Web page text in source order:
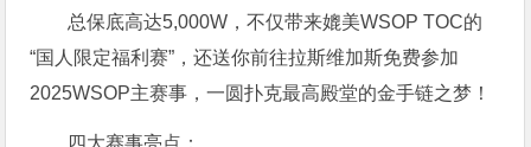
总保底高达5,000W，不仅带来媲美WSOP TOC的
“国人限定福利赛”，还送你前往拉斯维加斯免费参加
2025WSOP主赛事，一圆扑克最高殿堂的金手链之梦！
四大赛事亮点：